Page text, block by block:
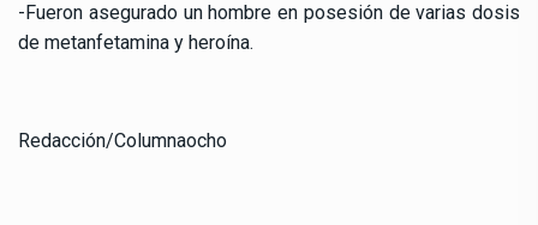
-Fueron asegurado un hombre en posesión de varias dosis
de metanfetamina y heroína.
Redacción/Columnaocho